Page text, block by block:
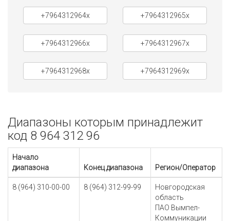
+7964312964x +7964312965x
+7964312966x +7964312967x
+7964312968x +7964312969x
Диапазоны которым принадлежит
код 8 964 312 96
Начало
диапазона
Конец диапазона Регион/Оператор
8 (964) 310-00-00 8 (964) 312-99-99
Новгородская
область
ПАО Вымпел-
Коммуникации